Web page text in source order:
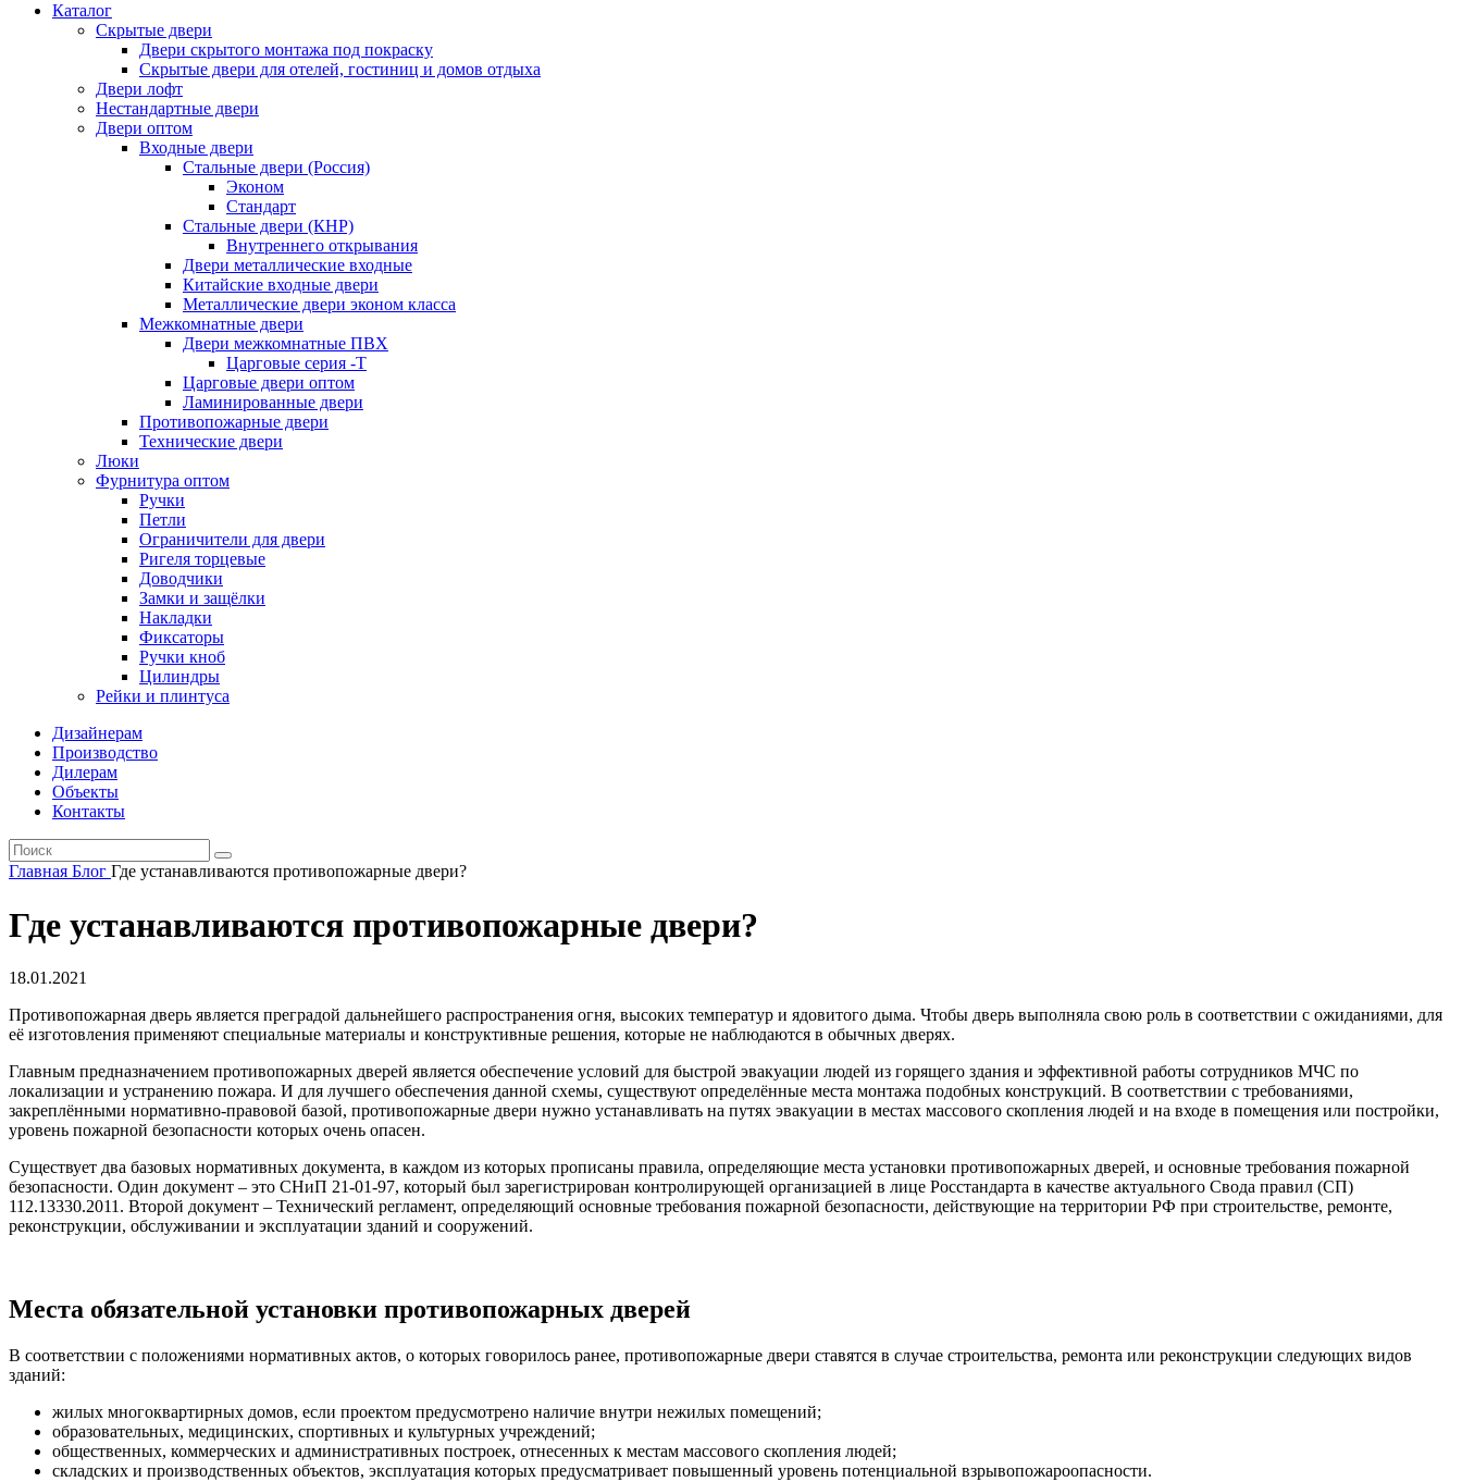
Каталог
Скрытые двери
Двери скрытого монтажа под покраску
Скрытые двери для отелей, гостиниц и домов отдыха
Двери лофт
Нестандартные двери
Двери оптом
Входные двери
Стальные двери (Россия)
Эконом
Стандарт
Стальные двери (КНР)
Внутреннего открывания
Двери металлические входные
Китайские входные двери
Металлические двери эконом класса
Межкомнатные двери
Двери межкомнатные ПВХ
Царговые серия -Т
Царговые двери оптом
Ламинированные двери
Противопожарные двери
Технические двери
Люки
Фурнитура оптом
Ручки
Петли
Ограничители для двери
Ригеля торцевые
Доводчики
Замки и защёлки
Накладки
Фиксаторы
Ручки кноб
Цилиндры
Рейки и плинтуса
Дизайнерам
Производство
Дилерам
Объекты
Контакты
Главная Блог Где устанавливаются противопожарные двери?
Где устанавливаются противопожарные двери?
18.01.2021
Противопожарная дверь является преградой дальнейшего распространения огня, высоких температур и ядовитого дыма. Чтобы дверь выполняла свою роль в соответствии с ожиданиями, для
её изготовления применяют специальные материалы и конструктивные решения, которые не наблюдаются в обычных дверях.
Главным предназначением противопожарных дверей является обеспечение условий для быстрой эвакуации людей из горящего здания и эффективной работы сотрудников МЧС по
локализации и устранению пожара. И для лучшего обеспечения данной схемы, существуют определённые места монтажа подобных конструкций. В соответствии с требованиями,
закреплёнными нормативно-правовой базой, противопожарные двери нужно устанавливать на путях эвакуации в местах массового скопления людей и на входе в помещения или постройки,
уровень пожарной безопасности которых очень опасен.
Существует два базовых нормативных документа, в каждом из которых прописаны правила, определяющие места установки противопожарных дверей, и основные требования пожарной
безопасности. Один документ – это СНиП 21-01-97, который был зарегистрирован контролирующей организацией в лице Росстандарта в качестве актуального Свода правил (СП)
112.13330.2011. Второй документ – Технический регламент, определяющий основные требования пожарной безопасности, действующие на территории РФ при строительстве, ремонте,
реконструкции, обслуживании и эксплуатации зданий и сооружений.
Места обязательной установки противопожарных дверей
В соответствии с положениями нормативных актов, о которых говорилось ранее, противопожарные двери ставятся в случае строительства, ремонта или реконструкции следующих видов
зданий:
жилых многоквартирных домов, если проектом предусмотрено наличие внутри нежилых помещений;
образовательных, медицинских, спортивных и культурных учреждений;
общественных, коммерческих и административных построек, отнесенных к местам массового скопления людей;
складских и производственных объектов, эксплуатация которых предусматривает повышенный уровень потенциальной взрывопожароопасности.